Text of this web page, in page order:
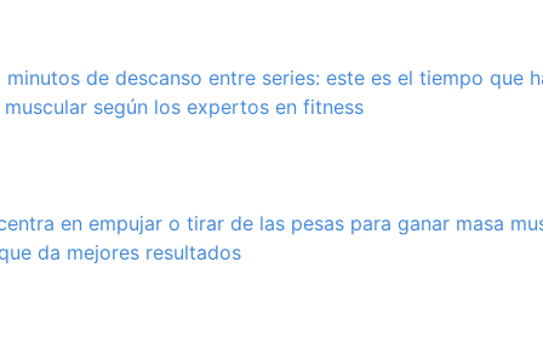
de descanso entre series: este es el tiempo que
según los expertos en fitness
en empujar o tirar de las pesas para ganar masa
da mejores resultados